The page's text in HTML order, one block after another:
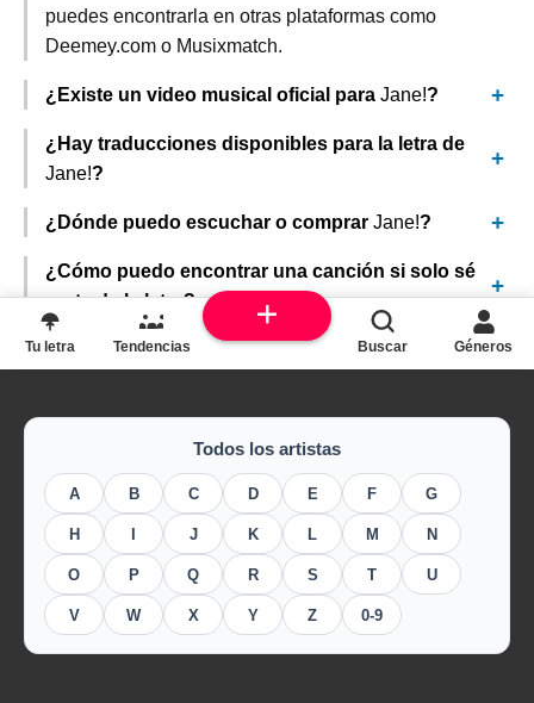
puedes encontrarla en otras plataformas como
Deemey.com o Musixmatch.
¿Existe un video musical oficial para Jane!?
¿Hay traducciones disponibles para la letra de
Jane!?
¿Dónde puedo escuchar o comprar Jane!?
¿Cómo puedo encontrar una canción si solo sé
parte de la letra?
Todos los artistas
A B C D E F G
H J K L M N
O P Q R S T U
V W X Y Z 0-9
Tu letra Tendencias Buscar Géneros